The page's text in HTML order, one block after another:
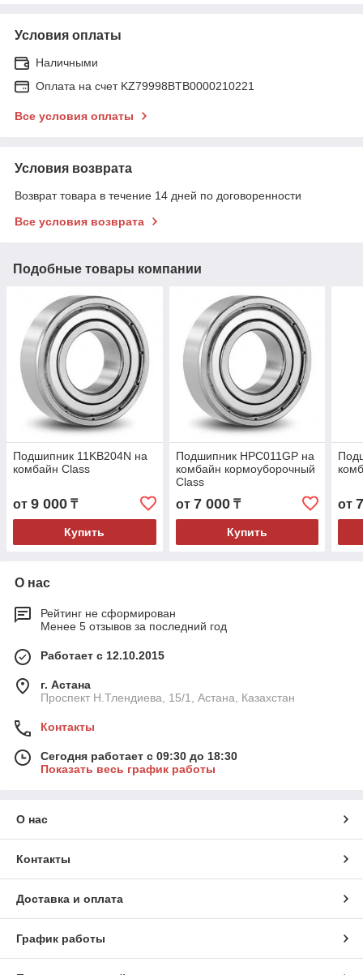
Условия оплаты
Наличными
Оплата на счет KZ79998BTB0000210221
Все условия оплаты
Условия возврата
Возврат товара в течение 14 дней по договоренности
Все условия возврата
Подобные товары компании
Подшипник 11KB204N на
комбайн Class
от 9 000 ₸
Купить
Подшипник HPC011GP на
комбайн кормоуборочный
Class
от 7 000₸
Купить
от
О нас
Рейтинг не сформирован
Менее 5 отзывов за последний год
Работает с 12.10.2015
г. Астана
Проспект Н.Тлендиева, 15/1, Астана, Казахстан
Контакты
Сегодня работает с 09:30 до 18:30
Показать весь график работы
О нас
Контакты
Доставка и оплата
График работы